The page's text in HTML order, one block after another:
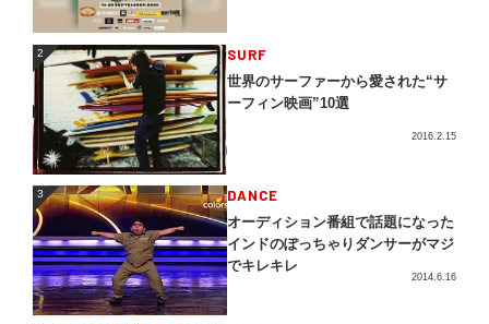
2 SURF
世界のサーファーから愛された“サ
ーフィン映画”10選
2016.2.15
3 DANCE
オーディション番組で話題になった
インドのぽっちゃりダンサーがマジ
でキレキレ
2014.6.16